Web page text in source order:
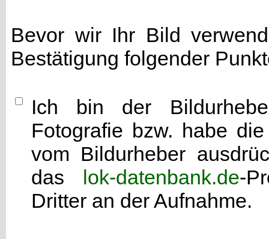
Bevor wir Ihr Bild
Bestätigung folgender
Ich bin der
Fotografie bzw. habe
vom Bildurheber
das lok-datenbank.de-
Dritter an der Aufnahme.